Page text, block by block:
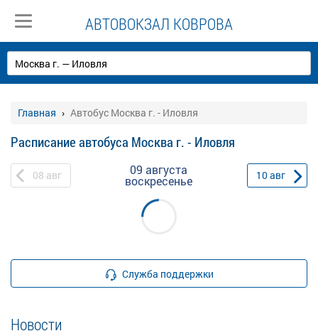
АВТОВОКЗАЛ КОВРОВА
Главная Автобус Москва г. - Иловля
Расписание автобуса Москва г. - Иловля
08 авг 09 августа
воскресенье 10авг
Служба поддержки
Новости